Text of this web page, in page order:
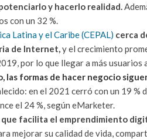
y hacerlo realidad.
con un 32 %.
Latina y el Caribe (CEPAL) cerca
de Internet,y el crecimiento
por lo que llegar a más usuarios
las formas de hacer negocio
en el 2021 cerró con un 19 %
el 24 %, según eMarketer.
facilita el emprendimiento
mejorar su calidad de vida,